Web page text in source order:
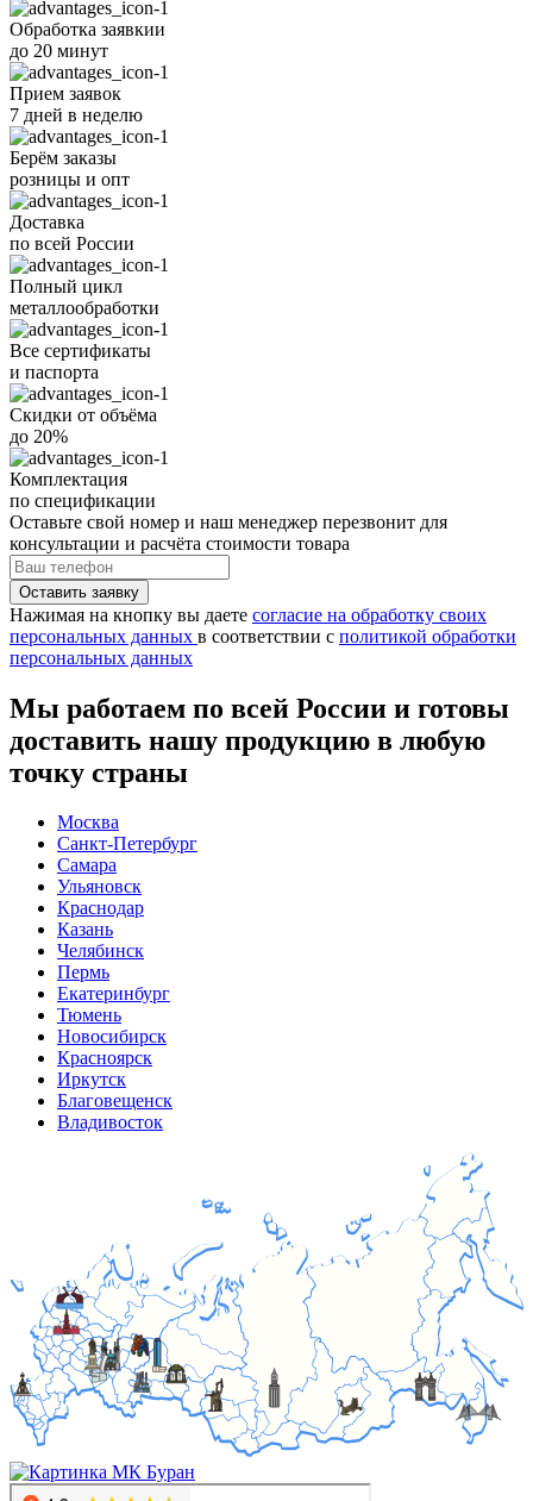
Обработка заявкии
до 20 минут
Прием заявок
7 дней в неделю
Берём заказы
розницы и опт
Доставка
по всей России
Полный цикл
металлообработки
Все сертификаты
и паспорта
Скидки от объёма
до 20%
Комплектация
по спецификации
Оставьте свой номер и наш менеджер перезвонит для
консультации и расчёта стоимости товара
Нажимая на кнопку вы даете согласие на обработку своих
персональных данных в соответствии с политикой обработки
персональных данных
Мы работаем по всей России и готовы
доставить нашу продукцию в любую
точку страны
Москва
Санкт-Петербург
Самара
Ульяновск
Краснодар
Казань
Челябинск
Пермь
Екатеринбург
Тюмень
Новосибирск
Красноярск
Иркутск
Благовещенск
Владивосток